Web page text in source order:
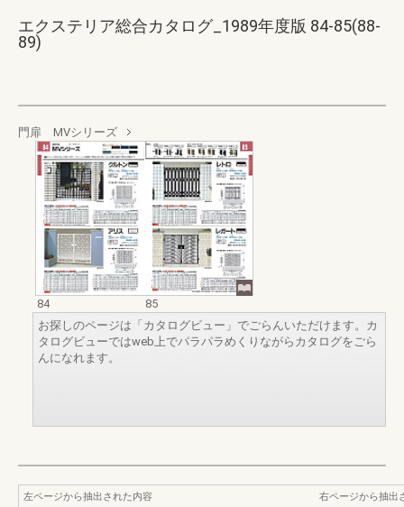
エクステリア総合カタログ_1989年度版 84-85(88-
89)
門扉 MVシリーズ
84
85
お探しのページは「カタログビュー」でごらんいただけます。カ
タログビューではweb上でパラパラめくりながらカタログをごら
んになれます。
左ページから抽出された内容
右ページから抽出